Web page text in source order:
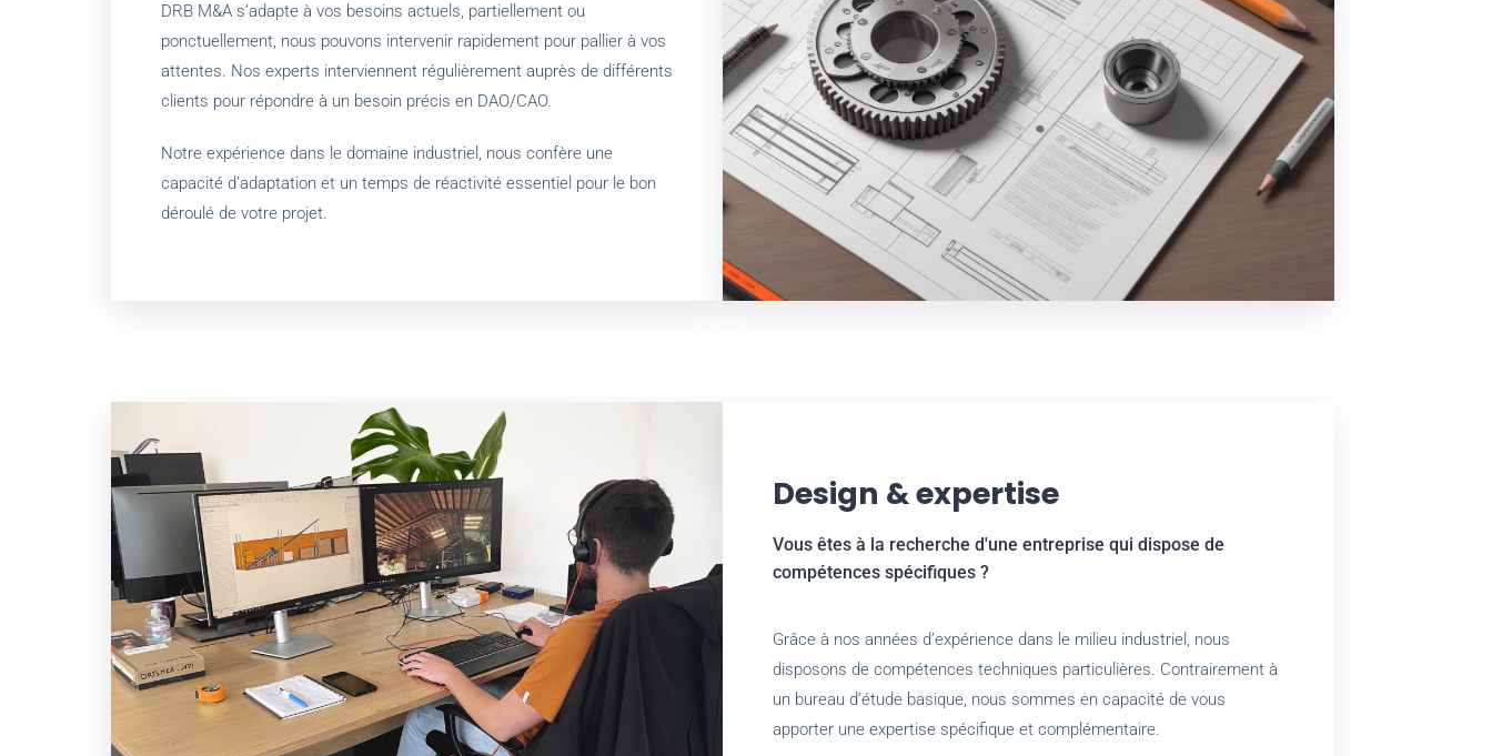
DRB M&A s’adapte à vos besoins actuels, partiellement ou
ponctuellement, nous pouvons intervenir rapidement pour pallier à vos
attentes. Nos experts interviennent régulièrement auprès de différents
clients pour répondre à un besoin précis en DAO/CAO.
Notre expérience dans le domaine industriel, nous confère une
capacité d’adaptation et un temps de réactivité essentiel pour le bon
déroulé de votre projet.
Design & expertise
Vous êtes à la recherche d'une entreprise qui dispose de
compétences spécifiques ?
Grâce à nos années d’expérience dans le milieu industriel, nous
disposons de compétences techniques particulières. Contrairement à
un bureau d’étude basique, nous sommes en capacité de vous
apporter une expertise spécifique et complémentaire.